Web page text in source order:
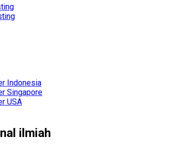
Indonesia
Singapore
USA
ilmiah